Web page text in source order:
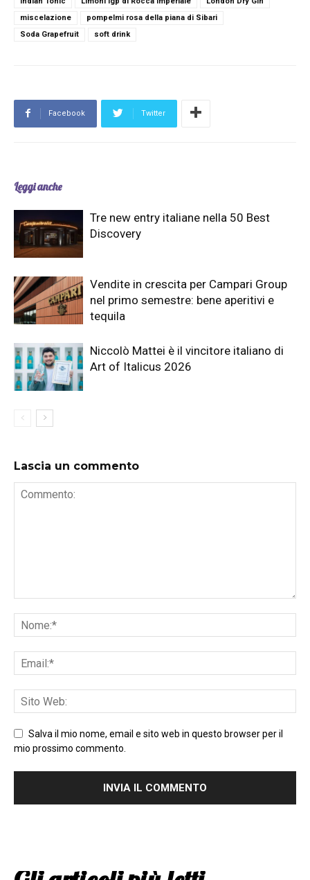
miscelazione
pompelmi rosa della piana di Sibari
Soda Grapefruit
soft drink
Facebook Twitter
Leggi anche
Tre new entry italiane nella 50 Best
Discovery
Vendite in crescita per Campari Group
nel primo semestre: bene aperitivi e
tequila
Niccolò Mattei è il vincitore italiano di
Art of Italicus 2026
Lascia un commento
Salva il mio nome, email e sito web in questo browser per il
mio prossimo commento.